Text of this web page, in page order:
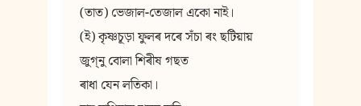
(তাত) ভেজাল-তেজাল একো নাই।
(ই) কৃষ্ণচূড়া ফুলৰ দৰে সঁচা ৰং ছটিয়ায়
জুগ্‌নু বোলা শিৰীষ গছত
ৰাধা যেন লতিকা।